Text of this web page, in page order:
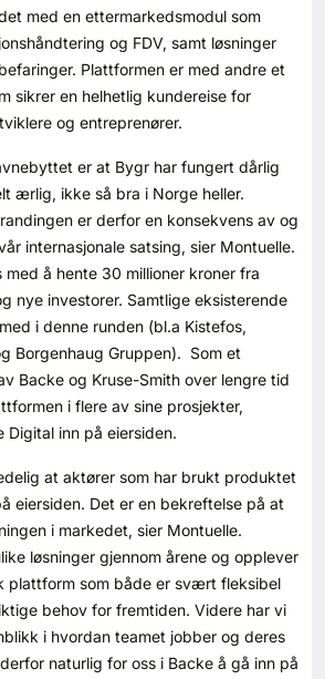
SE BLADARKIV
med en ettermarkedsmodul som
og FDV, samt løsninger
Plattformen er med andre et
sikrer en helhetlig kundereise for
og entreprenører.
er at Bygr har fungert dårlig
ærlig, ikke så bra i Norge heller.
er derfor en konsekvens av og
internasjonale satsing, sier Montuelle.
med å hente 30 millioner kroner fra
nye investorer. Samtlige eksisterende
i denne runden (bl.a Kistefos,
Borgenhaug Gruppen). Som et
Backe og Kruse-Smith over lengre tid
i flere av sine prosjekter,
Digital inn på eiersiden.
at aktører som har brukt produktet
eiersiden. Det er en bekreftelse på at
i markedet, sier Montuelle.
løsninger gjennom årene og opplever
plattform som både er svært fleksibel
behov for fremtiden. Videre har vi
i hvordan teamet jobber og deres
naturlig for oss i Backe å gå inn på